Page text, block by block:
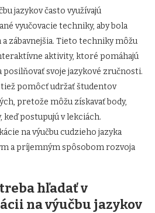
jazykov často využívajú
vyučovacie techniky, aby bola
a zábavnejšia. Tieto techniky môžu
aktivity, ktoré pomáhajú
svoje jazykové zručnosti.
pomôcť udržať študentov
pretože môžu získavať body,
keď postupujú v lekciách.
na výučbu cudzieho jazyka
a príjemným spôsobom rozvoja
hľadať v
na výučbu jazykov